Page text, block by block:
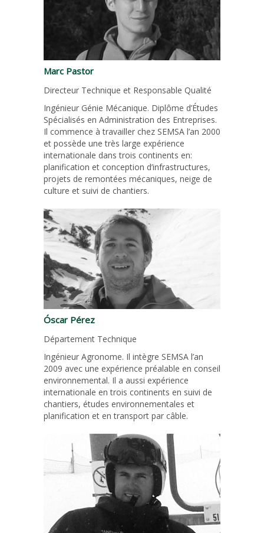
Marc Pastor
Directeur Technique et Responsable Qualité
Ingénieur Génie Mécanique. Diplôme d’Études
Spécialisés en Administration des Entreprises.
Il commence à travailler chez SEMSA l’an 2000
et possède une très large expérience
internationale dans trois continents en:
planification et conception d’infrastructures,
projets de remontées mécaniques, neige de
culture et suivi de chantiers.
Óscar Pérez
Département Technique
Ingénieur Agronome. Il intègre SEMSA l’an
2009 avec une expérience préalable en conseil
environnemental. Il a aussi expérience
internationale en trois continents en suivi de
chantiers, études environnementales et
planification et en transport par câble.